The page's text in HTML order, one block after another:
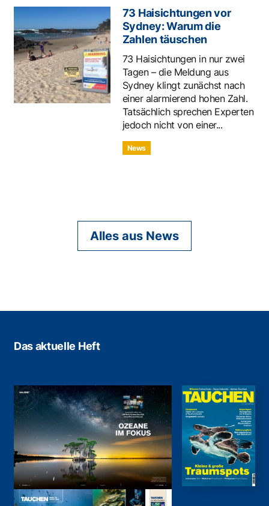
73 Haisichtungen vor
Sydney: Warum die
Zahlen täuschen
73 Haisichtungen in nur zwei
Tagen – die Meldung aus
Sydney klingt zunächst nach
einer alarmierend hohen Zahl.
Tatsächlich sprechen Experten
jedoch nicht von einer...
News
Alles aus News
Das aktuelle Heft